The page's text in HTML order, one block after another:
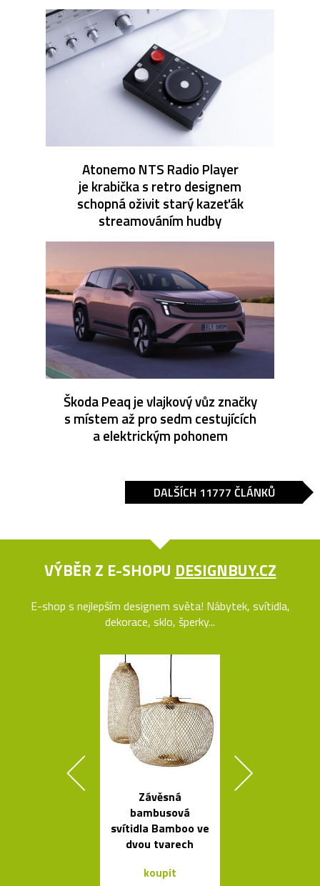
Atonemo NTS Radio Player
je krabička s retro designem
schopná oživit starý kazeťák
streamováním hudby
Škoda Peaq je vlajkový vůz značky
s místem až pro sedm cestujících
a elektrickým pohonem
DALŠÍCH 11777 ČLÁNKŮ
VÝBĚR Z E-SHOPU DESIGNBUY.CZ
E-shop s nejlepším designem světa! Nábytek, svítidla,
dekorace, sklo, šperky...
Závěsná
bambusová
svítidla Bamboo ve
dvou tvarech
koupit